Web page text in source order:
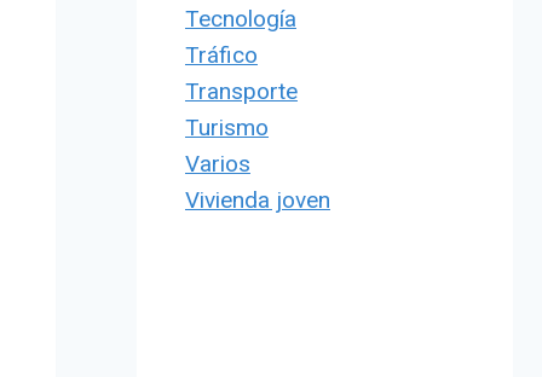
Tecnología
Tráfico
Transporte
Turismo
Varios
Vivienda joven